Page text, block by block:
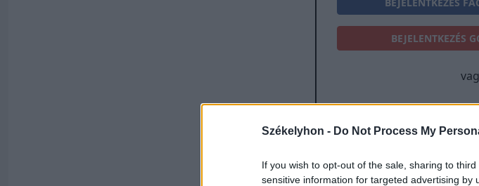
Székelyhon - Do Not Process My
If you wish to opt-out of the sale, sharing to
sensitive information for targeted advertising by
BEJELENTKEZÉS
E-mail-cím
Jelszó